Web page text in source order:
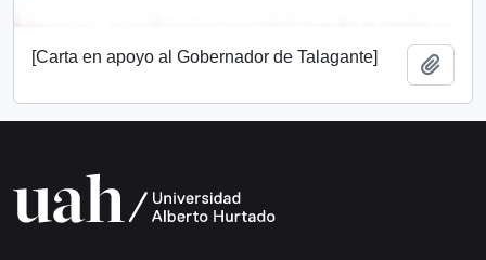
[Carta en apoyo al Gobernador de Talagante]